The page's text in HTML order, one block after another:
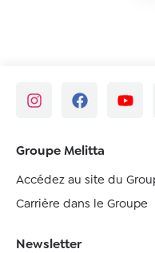
Groupe Melitta
Accédez au site du
Carrière dans le Groupe
Newsletter